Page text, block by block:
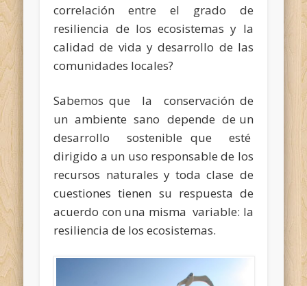
correlación entre el grado de
resiliencia de los ecosistemas y la
calidad de vida y desarrollo de las
comunidades locales?
Sabemos que la conservación de
un ambiente sano depende de un
desarrollo sostenible que esté
dirigido a un uso responsable de los
recursos naturales y toda clase de
cuestiones tienen su respuesta de
acuerdo con una misma variable: la
resiliencia de los ecosistemas.